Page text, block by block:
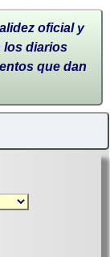
oficial y
los diarios
que dan